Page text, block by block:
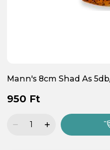
Mann's 8cm Shad As
950 Ft